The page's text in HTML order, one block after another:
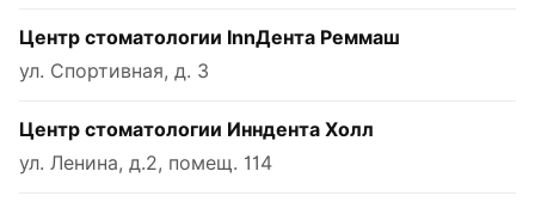
Центр стоматологии InnДента Реммаш
ул. Спортивная, д. 3
Центр стоматологии Инндента Холл
ул. Ленина, д.2, помещ. 114